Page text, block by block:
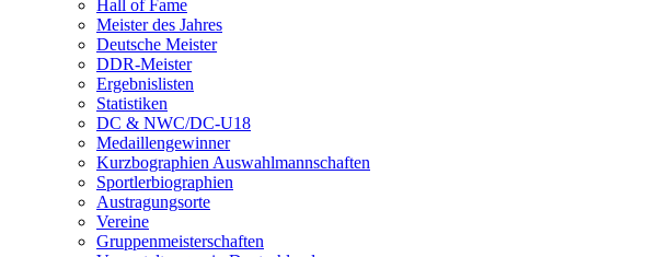
Hall of Fame
Meister des Jahres
Deutsche Meister
DDR-Meister
Ergebnislisten
Statistiken
DC & NWC/DC-U18
Medaillengewinner
Kurzbographien Auswahlmannschaften
Sportlerbiographien
Austragungsorte
Vereine
Gruppenmeisterschaften